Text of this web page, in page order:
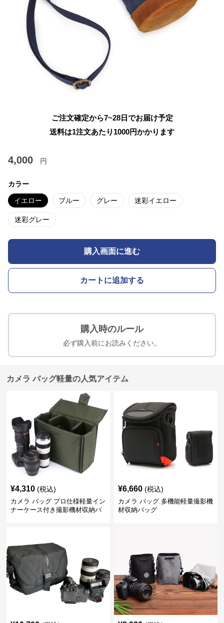
ご注文確定から7~28日でお届け予定
送料は1注文あたり 1000円かかります
4,000 円
カラー
イエロー ブルー グレー 迷彩イエロー
迷彩グレー
購入画面に進む
カートに追加する
購入時のルール
必ず購入前にお読みください。
カメラ バッグ軽量の人気アイテム
¥4,310 (税込)
カメラ バッグ プロ仕様軽量イン
ナーケース付き撮影機材収納バ
¥6,660 (税込)
カメラ バッグ 多機能軽量撮影機
材収納バッグ